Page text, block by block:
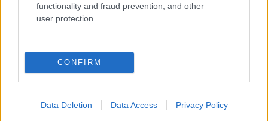
functionality and fraud prevention, and other
user protection.
CONFIRM
Data Deletion Data Access Privacy Policy
szerverközpont során már megkezdődött a födém építése, ezzel
a párhuzamosan pedig már elkészült az első emeleten a
homlokzat mintafelülete is.